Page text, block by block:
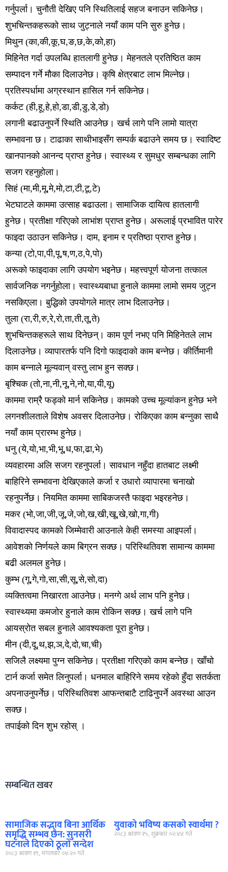
गर्नुपर्ला। चुनौती देखिए पनि स्थितिलाई सहज बनाउन सकिनेछ।
शुभचिन्तकहरूको साथ जुट्नाले नयाँ काम पनि सुरु हुनेछ।
मिथुन (का,की,कू,घ,ङ,छ,के,को,हा)
मिहिनेत गर्दा उपलब्धि हातलागी हुनेछ। मेहनतले प्रतिष्ठित काम
सम्पादन गर्ने मौका दिलाउनेछ। कृषि क्षेत्रबाट लाभ मिल्नेछ।
प्रतिस्पर्धामा अग्रस्थान हासिल गर्न सकिनेछ।
कर्कट (ही,हू,हे,हो,डा,डी,डु,डे,डो)
लगानी बढाउनुपर्ने स्थिति आउनेछ। खर्च लागे पनि लामो यात्रा
सम्भावना छ। टाढाका साथीभाइसँग सम्पर्क बढाउने समय छ। स्वादिष्ट
खानपानको आनन्द प्राप्त हुनेछ। स्वास्थ्य र सुमधुर सम्बन्धका लागि
सजग रहनुहोला।
सिहं (मा,मी,मू,मे,मो,टा,टी,टू,टे)
भेटघाटले काममा उत्साह बढाउला। सामाजिक दायित्व हातलागी
हुनेछ। प्रतीक्षा गरिएको लाभांश प्राप्त हुनेछ। अरूलाई प्रभावित पारेर
फाइदा उठाउन सकिनेछ। दाम, इनाम र प्रतिष्ठा प्राप्त हुनेछ।
कन्या (टो,पा,पी,पू,ष,ण,ठ,पे,पो)
अरूको फाइदाका लागि उपयोग भइनेछ। महत्त्वपूर्ण योजना तत्काल
सार्वजनिक नगर्नुहोला। स्वास्थ्यबाधा हुनाले काममा लामो समय जुट्न
नसकिएला। बुद्धिको उपयोगले मात्र लाभ दिलाउनेछ।
तुला (रा,री,रु,रे,रो,ता,ती,तू,ते)
शुभचिन्तकहरूले साथ दिनेछन्। काम पूर्ण नभए पनि मिहिनेतले लाभ
दिलाउनेछ। व्यापारतर्फ पनि दिगो फाइदाको काम बन्नेछ। कीर्तिमानी
काम बन्नाले मूल्यवान् वस्तु लाभ हुन सक्छ।
बृश्चिक (तो,ना,नी,नू,ने,नो,या,यी,यू)
काममा राम्रै फड्को मार्न सकिनेछ। कामको उच्च मूल्यांकन हुनेछ भने
लगनशीलताले विशेष अवसर दिलाउनेछ। रोकिएका काम बन्नुका साथै
नयाँ काम प्रारम्भ हुनेछ।
धनु (ये,यो,भा,भी,भू,ध,फा,ढा,भे)
व्यवहारमा अलि सजग रहनुपर्ला। सावधान नहुँदा हातबाट लक्ष्मी
बाहिरिने सम्भावना देखिएकाले कर्जा र उधारो व्यापारमा चनाखो
रहनुपर्नेछ। नियमित काममा साबिकजस्तै फाइदा भइरहनेछ।
मकर (भो,जा,जी,जू,जे,जो,ख,खी,खू,खे,खो,गा,गी)
विवादास्पद कामको जिम्मेवारी आउनाले केही समस्या आइपर्ला।
आवेशको निर्णयले काम बिग्रन सक्छ। परिस्थितिवश सामान्य काममा
बढी अलमल हुनेछ।
कुम्भ (गू,गे,गो,सा,सी,सू,से,सो,दा)
व्यक्तित्वमा निखारता आउनेछ। मनग्गे अर्थ लाभ पनि हुनेछ।
स्वास्थ्यमा कमजोर हुनाले काम रोकिन सक्छ। खर्च लागे पनि
आयस्रोत सबल हुनाले आवश्यकता पूरा हुनेछ।
मीन (दी,दू,थ,झ,ञ,दे,दो,चा,ची)
सजिलै लक्ष्यमा पुग्न सकिनेछ। प्रतीक्षा गरिएको काम बन्नेछ। खाँचो
टार्न कर्जा समेत लिनुपर्ला। धनमाल बाहिरिने समय रहेको हुँदा सतर्कता
अपनाउनुपर्नेछ। परिस्थितिवश आफन्तबाटै टाढिनुपर्ने अवस्था आउन
सक्छ।
तपाईको दिन शुभ रहोस् ।
सम्बन्धित खबर
सामाजिक सद्भाव बिना आर्थिक
समृद्धि सम्भव छैन: सुनसरी
घटनाले दिएको ठूलो सन्देश
२०८३ श्रावण १९, मंगलवार ०४:२० गते
युवाको भविष्य कसको स्वार्थमा ?
२०८३ श्रावण १५, शुक्रबार ०२:४४ गते